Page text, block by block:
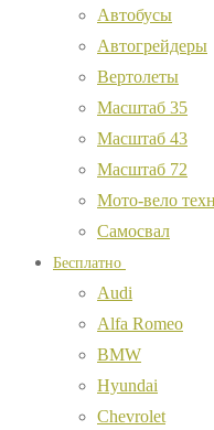
Автобусы
Автогрейдеры
Вертолеты
Масштаб 35
Масштаб 43
Масштаб 72
Мото-вело
Самосвал
Бесплатно
Audi
Alfa Romeo
BMW
Hyundai
Chevrolet